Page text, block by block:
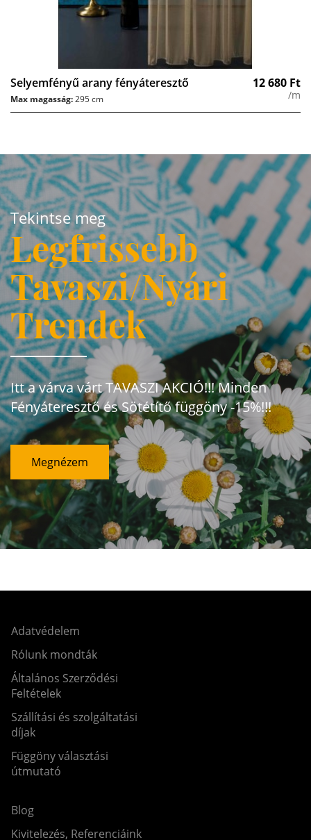
Selyemfényű arany fényáteresztő 12 680 Ft
/m
Max magasság:295 cm
Tekintse meg
Legfrissebb
Tavaszi/Nyári
Trendek
Itt a várva várt TAVASZI AKCIÓ!!! Minden
Fényáteresztő és Sötétítő függöny -15%!!!
Megnézem
Adatvédelem
Rólunk mondták
Általános Szerződési
Feltételek
Szállítási és szolgáltatási
díjak
Függöny választási
útmutató
Blog
Kivitelezés, Referenciáink